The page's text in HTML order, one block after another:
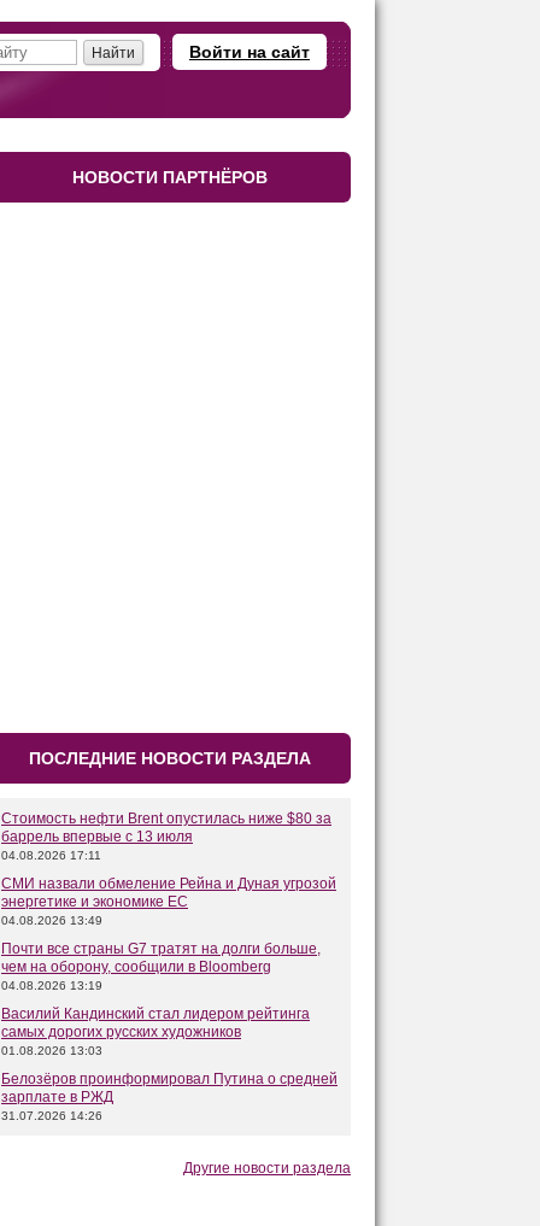
Войти на сайт
НОВОСТИ ПАРТНЁРОВ
ПОСЛЕДНИЕ НОВОСТИ РАЗДЕЛА
Стоимость нефти Brent опустилась ниже $80 за
баррель впервые с 13 июля
04.08.2026 17:11
СМИ назвали обмеление Рейна и Дуная угрозой
энергетике и экономике ЕС
04.08.2026 13:49
Почти все страны G7 тратят на долги больше,
чем на оборону, сообщили в Bloomberg
04.08.2026 13:19
Василий Кандинский стал лидером рейтинга
самых дорогих русских художников
01.08.2026 13:03
Белозёров проинформировал Путина о средней
зарплате в РЖД
31.07.2026 14:26
Другие новости раздела